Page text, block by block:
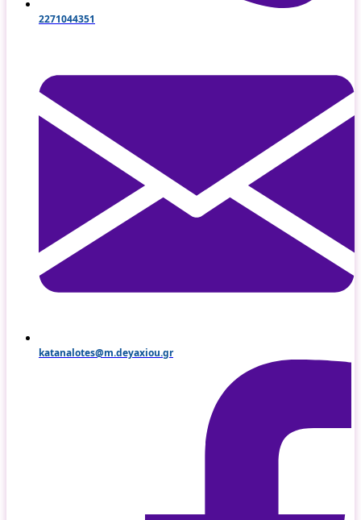
2271044351
katanalotes@m.deyaxiou.gr